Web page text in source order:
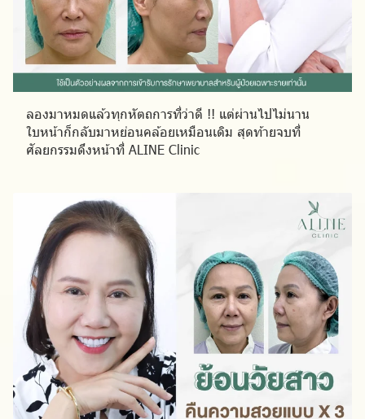
ลองมาหมดแล้วทุกหัตถการที่ว่าดี !! แต่ผ่านไปไม่นาน
ใบหน้าก็กลับมาหย่อนคล้อยเหมือนเดิม สุดท้ายจบที่
ศัลยกรรมดึงหน้าที่ ALINE Clinic